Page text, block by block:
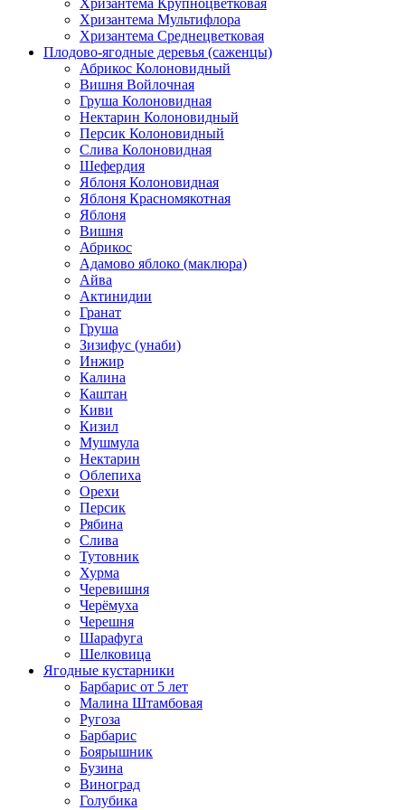
Хризантема Крупноцветковая
Хризантема Мультифлора
Хризантема Среднецветковая
Плодово-ягодные деревья (саженцы)
Абрикос Колоновидный
Вишня Войлочная
Груша Колоновидная
Нектарин Колоновидный
Персик Колоновидный
Слива Колоновидная
Шефердия
Яблоня Колоновидная
Яблоня Красномякотная
Яблоня
Вишня
Абрикос
Адамово яблоко (маклюра)
Айва
Актинидии
Гранат
Груша
Зизифус (унаби)
Инжир
Калина
Каштан
Киви
Кизил
Мушмула
Нектарин
Облепиха
Орехи
Персик
Рябина
Слива
Тутовник
Хурма
Черевишня
Черёмуха
Черешня
Шарафуга
Шелковица
Ягодные кустарники
Барбарис от 5 лет
Малина Штамбовая
Ругоза
Барбарис
Боярышник
Бузина
Виноград
Голубика